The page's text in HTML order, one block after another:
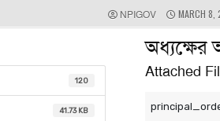
AUTHOR:
NPIGOV PUBLISHED
MARCH
120
41.73 KB
Attached